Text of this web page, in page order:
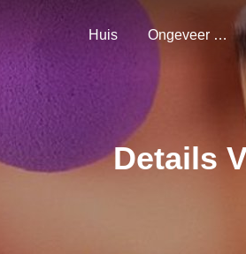
Huis Ongeveer Ons
Details